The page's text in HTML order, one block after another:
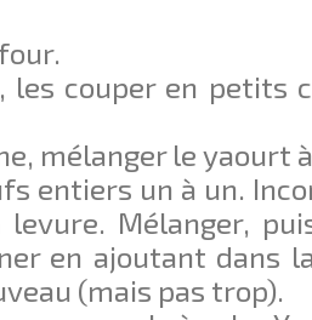
les couper en petits
mélanger le yaourt
entiers un à un.
Mélanger,
en ajoutant dans
(mais pas trop).